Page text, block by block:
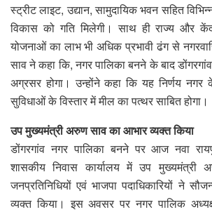
स्ट्रीट लाइट, उद्यान, सामुदायिक भवन सहित
विकास को गति मिलेगी। साथ ही राज्य और
योजनाओं का लाभ भी अधिक प्रभावी ढंग से
साव ने कहा कि, नगर पालिका बनने के बाद
अग्रसर होगा। उन्होंने कहा कि यह निर्णय
सुविधाओं के विस्तार में मील का पत्थर साबित होगा।
उप मुख्यमंत्री अरुण साव का आभार व्यक्त किया
डोंगरगांव नगर पालिका बनने पर आज नवा
शासकीय निवास कार्यालय में उप
जनप्रतिनिधियों एवं भाजपा पदाधिकारियों ने
व्यक्त किया। इस अवसर पर नगर पालिक